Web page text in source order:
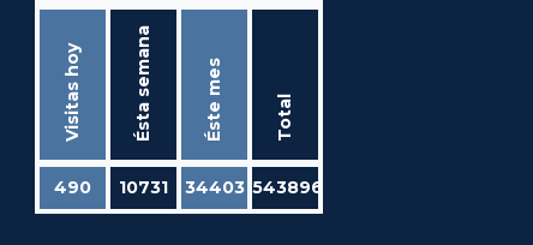
Visitas hoy Ésta semana Éste mes Total
490 10731 34403 543896